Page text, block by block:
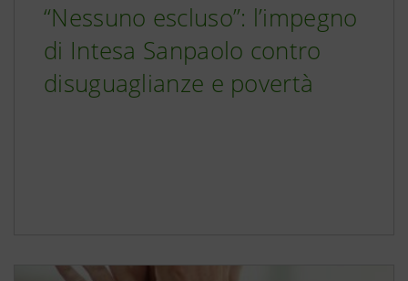
“Nessuno escluso”: l’impegno
di Intesa Sanpaolo contro
disuguaglianze e povertà